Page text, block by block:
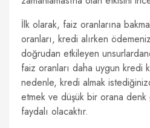
İlk olarak, faiz oranlarına
oranları, kredi alırken
doğrudan etkileyen
faiz oranları daha uygun kredi
nedenle, kredi almak
etmek ve düşük bir orana denk
faydalı olacaktır.